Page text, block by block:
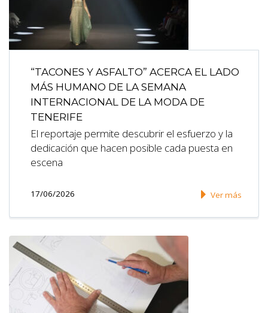
“TACONES Y ASFALTO” ACERCA EL LADO
MÁS HUMANO DE LA SEMANA
INTERNACIONAL DE LA MODA DE
TENERIFE
El reportaje permite descubrir el esfuerzo y la
dedicación que hacen posible cada puesta en
escena
17/06/2026 Ver más